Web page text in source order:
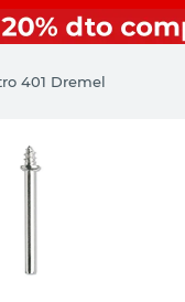
401 Dremel